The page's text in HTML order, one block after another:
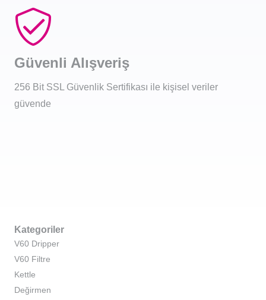
Güvenli Alışveriş
256 Bit SSL Güvenlik Sertifikası ile kişisel veriler
güvende
Kategoriler
V60 Dripper
V60 Filtre
Kettle
Değirmen